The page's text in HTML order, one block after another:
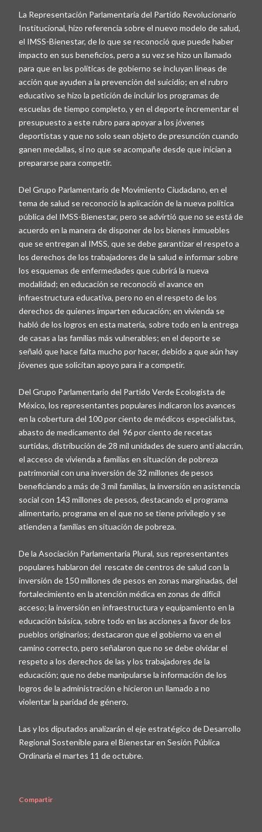
La Representación Parlamentaria del Partido Revolucionario
Institucional, hizo referencia sobre el nuevo modelo de salud,
el IMSS-Bienestar, de lo que se reconoció que puede haber
impacto en sus beneficios, pero a su vez se hizo un llamado
para que en las políticas de gobierno se incluyan líneas de
acción que ayuden a la prevención del suicidio; en el rubro
educativo se hizo la petición de incluir los programas de
escuelas de tiempo completo, y en el deporte incrementar el
presupuesto a este rubro para apoyar a los jóvenes
deportistas y que no solo sean objeto de presunción cuando
ganen medallas, si no que se acompañe desde que inician a
prepararse para competir.
Del Grupo Parlamentario de Movimiento Ciudadano, en el
tema de salud se reconoció la aplicación de la nueva política
pública del IMSS-Bienestar, pero se advirtió que no se está de
acuerdo en la manera de disponer de los bienes inmuebles
que se entregan al IMSS, que se debe garantizar el respeto a
los derechos de los trabajadores de la salud e informar sobre
los esquemas de enfermedades que cubrirá la nueva
modalidad; en educación se reconoció el avance en
infraestructura educativa, pero no en el respeto de los
derechos de quienes imparten educación; en vivienda se
habló de los logros en esta materia, sobre todo en la entrega
de casas a las familias más vulnerables; en el deporte se
señaló que hace falta mucho por hacer, debido a que aún hay
jóvenes que solicitan apoyo para ir a competir.
Del Grupo Parlamentario del Partido Verde Ecologista de
México, los representantes populares indicaron los avances
en la cobertura del 100 por ciento de médicos especialistas,
abasto de medicamento del 96 por ciento de recetas
surtidas, distribución de 28 mil unidades de suero anti alacrán,
el acceso de vivienda a familias en situación de pobreza
patrimonial con una inversión de 32 millones de pesos
beneficiando a más de 3 mil familias, la inversión en asistencia
social con 143 millones de pesos, destacando el programa
alimentario, programa en el que no se tiene privilegio y se
atienden a familias en situación de pobreza.
De la Asociación Parlamentaria Plural, sus representantes
populares hablaron del rescate de centros de salud con la
inversión de 150 millones de pesos en zonas marginadas, del
fortalecimiento en la atención médica en zonas de difícil
acceso; la inversión en infraestructura y equipamiento en la
educación básica, sobre todo en las acciones a favor de los
pueblos originarios; destacaron que el gobierno va en el
camino correcto, pero señalaron que no se debe olvidar el
respeto a los derechos de las y los trabajadores de la
educación; que no debe manipularse la información de los
logros de la administración e hicieron un llamado a no
violentar la paridad de género.
Las y los diputados analizarán el eje estratégico de Desarrollo
Regional Sostenible para el Bienestar en Sesión Pública
Ordinaria el martes 11 de octubre.
Compartir